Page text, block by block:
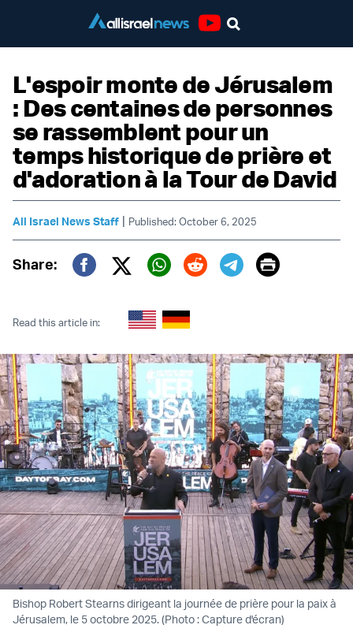
L'espoir monte de Jérusalem
: Des centaines de personnes
se rassemblent pour un
temps historique de prière et
d'adoration à la Tour de David
All Israel News Staff | Published: October 6, 2025
Share:
Twitter (X)
Print
Read this article in:
Bishop Robert Stearns dirigeant la journée de prière pour la paix à
Jérusalem, le 5 octobre 2025. (Photo : Capture d'écran)